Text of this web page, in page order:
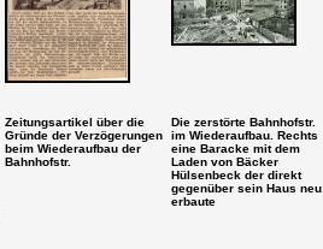
Zeitungsartikel über die
Gründe der Verzögerungen
beim Wiederaufbau der
Bahnhofstr.
Die zerstörte Bahnhofstr.
im Wiederaufbau. Rechts
eine Baracke mit dem
Laden von Bäcker
Hülsenbeck der direkt
gegenüber sein Haus neu
erbaute